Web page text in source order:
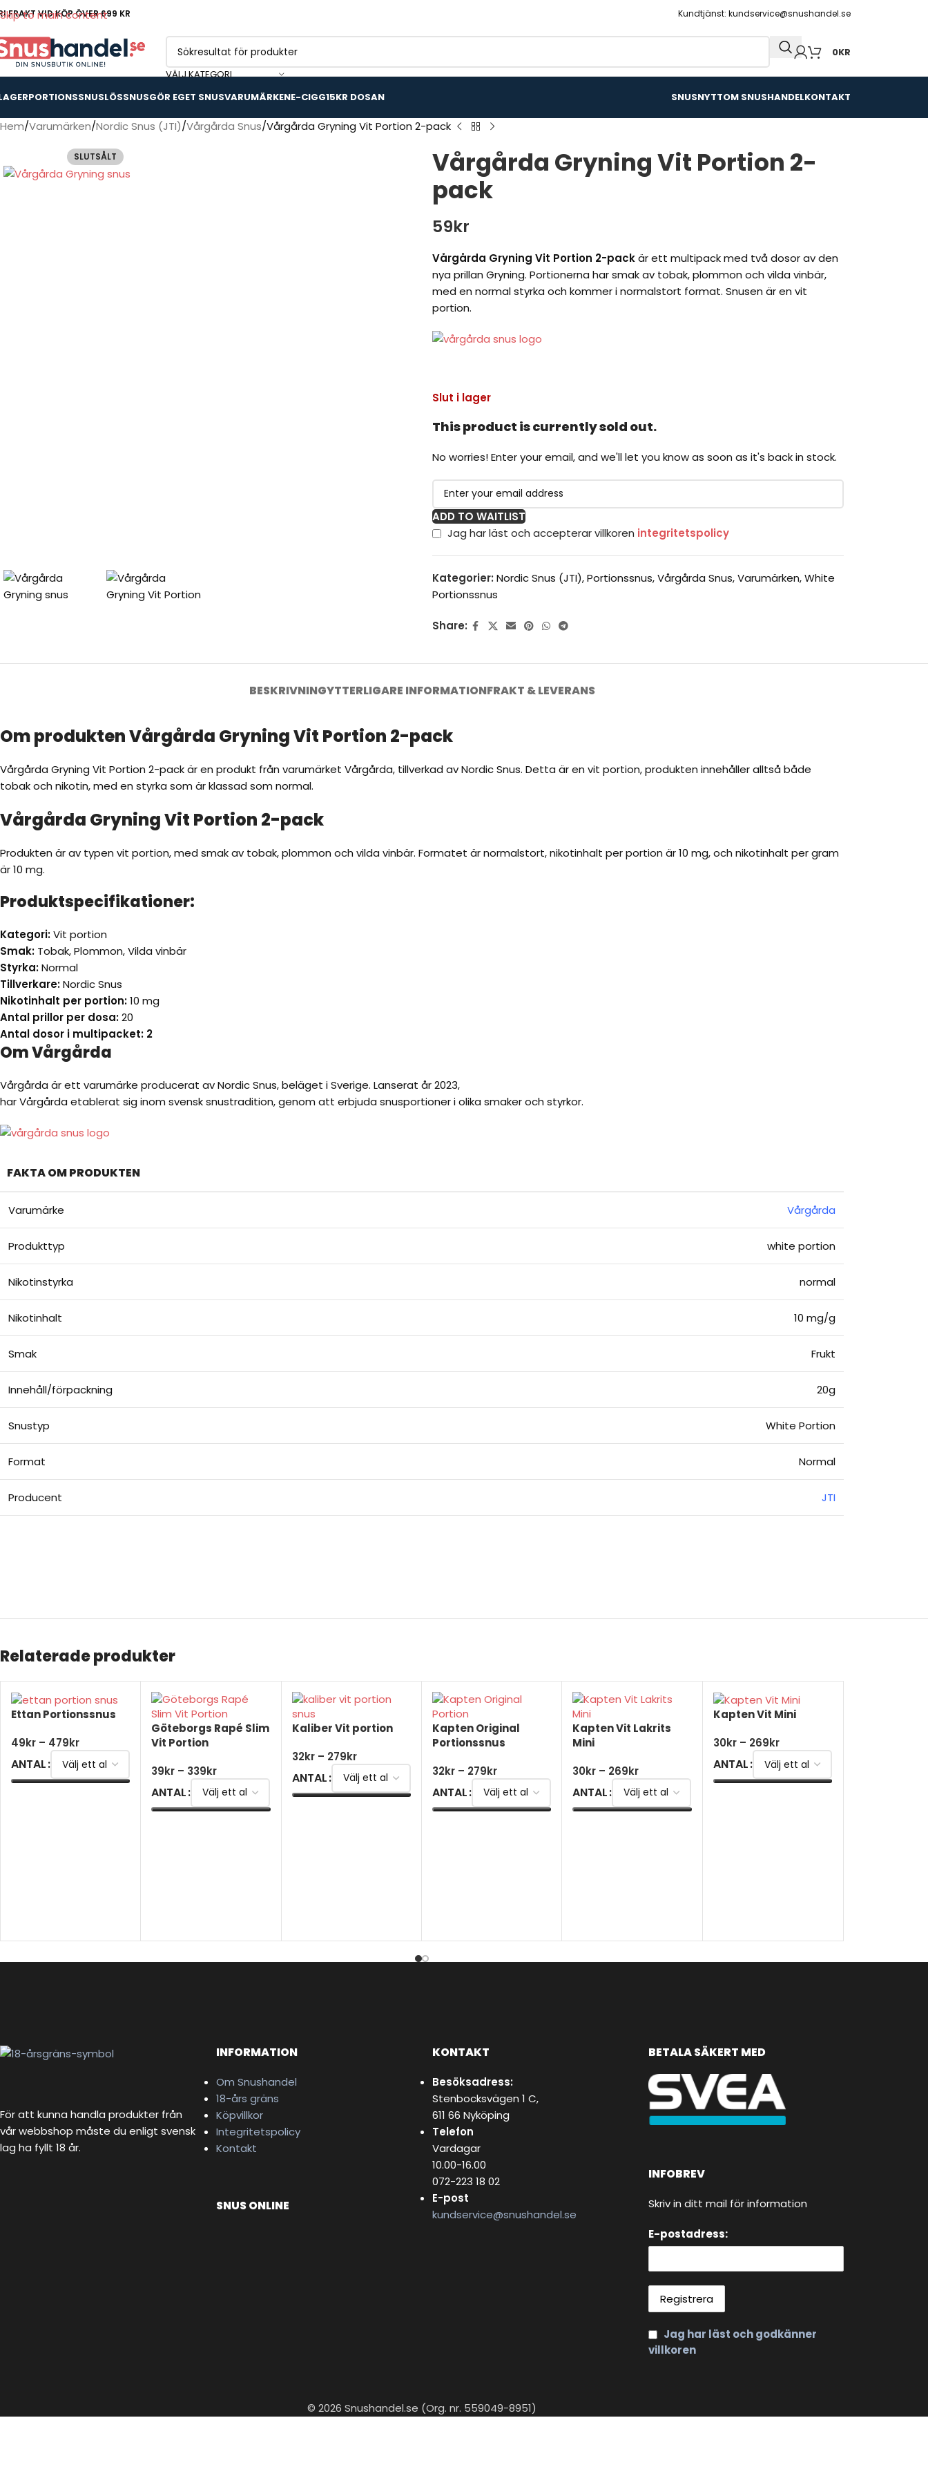
Skip to main content
FRAKT VID KÖP ÖVER 699 KR Kundtjänst: kundservice@snushandel.se
VÄLJ KATEGORI
0KR
PORTIONSSNUSLÖSSNUSGÖR EGET SNUSVARUMÄRKENE-CIGG15KR DOSAN SNUSNYTTOM SNUSHANDELKONTAKT
Hem Varumärken Nordic Snus (JTI) Vårgårda Snus Vårgårda Gryning Vit Portion 2-pack
SLUTSÅLT
Vårgårda Gryning Vit Portion 2-
pack
59kr
Vårgårda Gryning Vit Portion 2-packär ett multipack med två dosor av den
nya prillan Gryning. Portionerna har smak av tobak, plommon och vilda vinbär,
med en normal styrka och kommer i normalstort format. Snusen är en vit
portion.
Slut i lager
This product is currently sold out.
No worries! Enter your email, and we'll let you know as soon as it's back in stock.
ADD TO WAITLIST
Jag har läst och accepterar villkoren integritetspolicy
Kategorier: Nordic Snus (JTI),Portionssnus,Vårgårda Snus,Varumärken,White
Portionssnus
Share:
BESKRIVNINGYTTERLIGARE INFORMATIONFRAKT & LEVERANS
Om produkten Vårgårda Gryning Vit Portion 2-pack
Vårgårda Gryning Vit Portion 2-pack är en produkt från varumärket Vårgårda, tillverkad av Nordic Snus. Detta är en vit portion, produkten innehåller alltså både
tobak och nikotin, med en styrka som är klassad som normal.
Vårgårda Gryning Vit Portion 2-pack
Produkten är av typen vit portion, med smak av tobak, plommon och vilda vinbär. Formatet är normalstort, nikotinhalt per portion är 10 mg, och nikotinhalt per gram
är 10 mg.
Produktspecifikationer:
Kategori:Vit portion
Smak: Tobak, Plommon, Vilda vinbär
Styrka:Normal
Tillverkare:Nordic Snus
Nikotinhalt per portion:10 mg
Antal prillor per dosa:20
Antal dosor i multipacket: 2
Om Vårgårda
Vårgårda är ett varumärke producerat av Nordic Snus, beläget i Sverige. Lanserat år 2023,
har Vårgårda etablerat sig inom svensk snustradition, genom att erbjuda snusportioner i olika smaker och styrkor.
FAKTA OM PRODUKTEN
Varumärke Vårgårda
Produkttyp white portion
Nikotinstyrka normal
Nikotinhalt 10 mg/g
Smak Frukt
Innehåll/förpackning 20g
Snustyp White Portion
Format Normal
Producent JTI
Relaterade produkter
Ettan Portionssnus
49kr – 479kr
ANTAL
Göteborgs Rapé Slim
Vit Portion
39kr – 339kr
ANTAL
Kaliber Vit portion
32kr – 279kr
ANTAL
Kapten Original
Portionssnus
32kr – 279kr
ANTAL
Kapten Vit Lakrits
Mini
30kr – 269kr
ANTAL
Kapten Vit Mini
30kr – 269kr
ANTAL
För att kunna handla produkter från
vår webbshop måste du enligt svensk
lag ha fyllt 18 år.
INFORMATION
Om Snushandel
18-års gräns
Köpvillkor
Integritetspolicy
Kontakt
SNUS ONLINE
KONTAKT
Besöksadress:
Stenbocksvägen 1 C,
611 66 Nyköping
Telefon
Vardagar
10.00-16.00
072-223 18 02
E-post
kundservice@snushandel.se
BETALA SÄKERT MED
INFOBREV
Skriv in ditt mail för information
E-postadress:
Jag har läst och godkänner
villkoren
© 2026 Snushandel.se (Org. nr. 559049-8951)